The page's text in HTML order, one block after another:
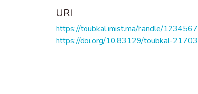
URI
https://toubkal.imist.ma/handle/
https://doi.org/10.83129/toubkal-21703